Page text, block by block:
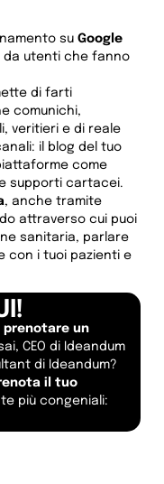
su Google
da utenti che fanno
di farti
comunichi,
veritieri e di reale
il blog del tuo
come
supporti cartacei.
, anche tramite
attraverso cui puoi
sanitaria, parlare
con i tuoi pazienti e
prenotare un
CEO di Ideandum
di Ideandum?
il tuo
più congeniali: